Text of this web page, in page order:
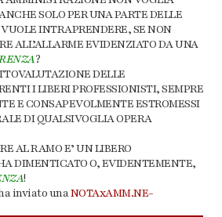
SOLO PER UNA PARTE DELLE
INTRAPRENDERE, SE NON
ALL’ALLARME EVIDENZIATO DA UNA
?
DELLE
I LIBERI PROFESSIONISTI, SEMPRE
E CONSAPEVOLMENTE ESTROMESSI
DI QUALSIVOGLIA OPERA
AL RAMO E’ UN LIBERO
DIMENTICATO O, EVIDENTEMENTE,
!
inviato unaNOTAxAMM.NE-